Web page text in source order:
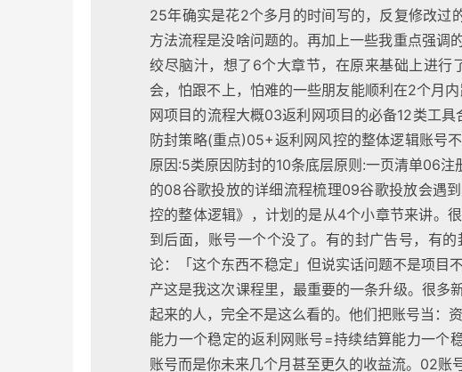
25年确实是花2个多月的时间写的，反复修改过
方法流程是没啥问题的。再加上一些我重点强调
绞尽脑汁，想了6个大章节，在原来基础上进
会，怕跟不上，怕难的一些朋友能顺利在2个月
网项目的流程大概03返利网项目的必备12类工
防封策略(重点)05+返利网风控的整体逻辑账号
原因:5类原因防封的10条底层原则:一页清单06
的08谷歌投放的详细流程梳理09谷歌投放会遇
控的整体逻辑》，计划的是从4个小章节来讲。
到后面，账号一个个没了。有的封广告号，有
论：「这个东西不稳定」但说实话问题不是项目
产这是我这次课程里，最重要的一条升级。很多
起来的人，完全不是这么看的。他们把账号当：
能力一个稳定的返利网账号=持续结算能力一个
账号而是你未来几个月甚至更久的收益流。02账